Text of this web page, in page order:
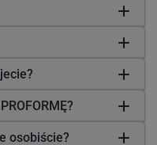
osobiście?